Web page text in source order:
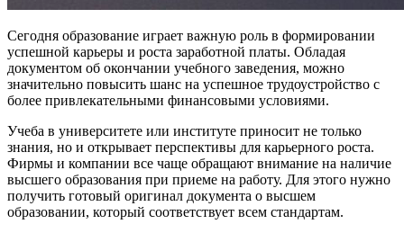
Сегодня образование играет важную роль в формировании
успешной карьеры и роста заработной платы. Обладая
документом об окончании учебного заведения, можно
значительно повысить шанс на успешное трудоустройство с
более привлекательными финансовыми условиями.
Учеба в университете или институте приносит не только
знания, но и открывает перспективы для карьерного роста.
Фирмы и компании все чаще обращают внимание на наличие
высшего образования при приеме на работу. Для этого нужно
получить готовый оригинал документа о высшем
образовании, который соответствует всем стандартам.